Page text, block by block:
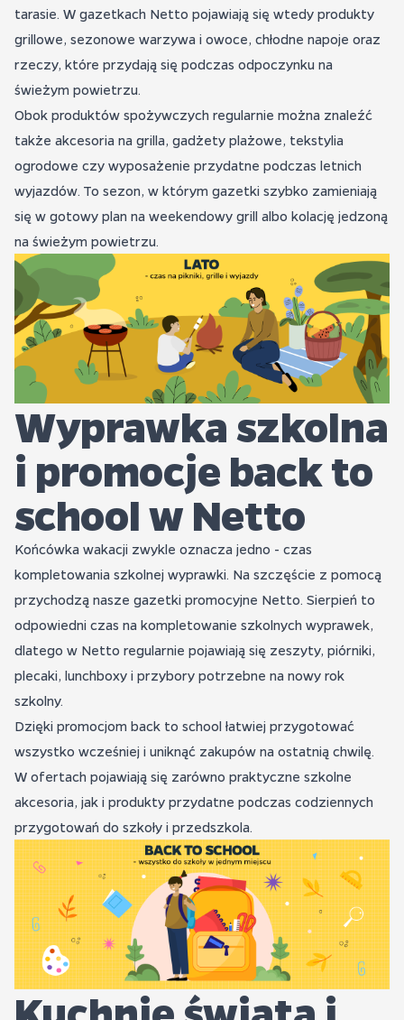
tarasie. W gazetkach Netto pojawiają się wtedy produkty
grillowe, sezonowe warzywa i owoce, chłodne napoje oraz
rzeczy, które przydają się podczas odpoczynku na
świeżym powietrzu.
Obok produktów spożywczych regularnie można znaleźć
także akcesoria na grilla, gadżety plażowe, tekstylia
ogrodowe czy wyposażenie przydatne podczas letnich
wyjazdów. To sezon, w którym gazetki szybko zamieniają
się w gotowy plan na weekendowy grill albo kolację jedzoną
na świeżym powietrzu.
Wyprawka szkolna
i promocje back to
school w Netto
Końcówka wakacji zwykle oznacza jedno - czas
kompletowania szkolnej wyprawki. Na szczęście z pomocą
przychodzą nasze gazetki promocyjne Netto. Sierpień to
odpowiedni czas na kompletowanie szkolnych wyprawek,
dlatego w Netto regularnie pojawiają się zeszyty, piórniki,
plecaki, lunchboxy i przybory potrzebne na nowy rok
szkolny.
Dzięki promocjom back to school łatwiej przygotować
wszystko wcześniej i uniknąć zakupów na ostatnią chwilę.
W ofertach pojawiają się zarówno praktyczne szkolne
akcesoria, jak i produkty przydatne podczas codziennych
przygotowań do szkoły i przedszkola.